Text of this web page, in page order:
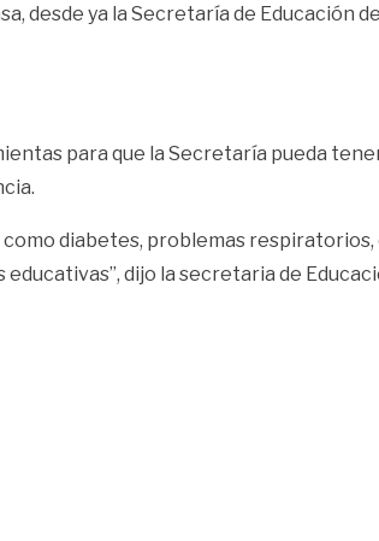
desde ya la Secretaría de Educación
para que la Secretaría pueda
diabetes, problemas
dijo la secretaria de